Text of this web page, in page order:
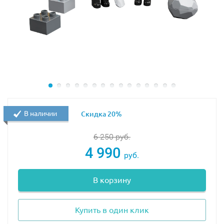
6 250руб.
4 990 руб.
В корзину
Купить в один клик
В наличии Скидка 20%